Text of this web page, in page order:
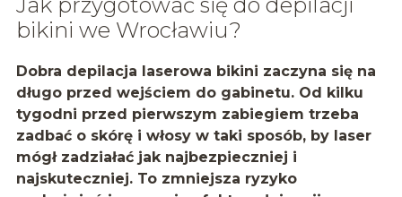
bikini we Wrocławiu?
Dobra depilacja laserowa bikini zaczyna się na
długo przed wejściem do gabinetu. Od kilku
tygodni przed pierwszym zabiegiem trzeba
zadbać o skórę i włosy w taki sposób, by laser
mógł zadziałać jak najbezpieczniej i
najskuteczniej. To zmniejsza ryzyko